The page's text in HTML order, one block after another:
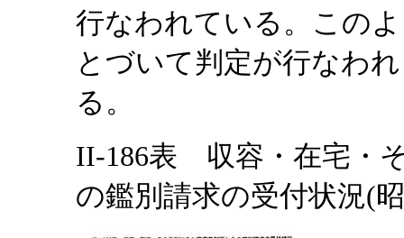
行なわれている。この
とづいて判定が行なわ
る。
II-186表 収容・在宅・
の鑑別請求の受付状況(